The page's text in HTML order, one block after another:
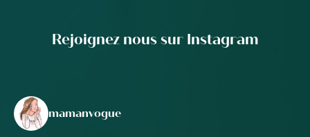
Rejoignez nous sur Instagram
mamanvogue